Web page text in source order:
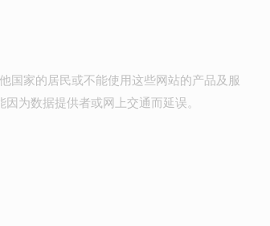
国家的居民或不能使用这些网站的产品及服
为数据提供者或网上交通而延误。